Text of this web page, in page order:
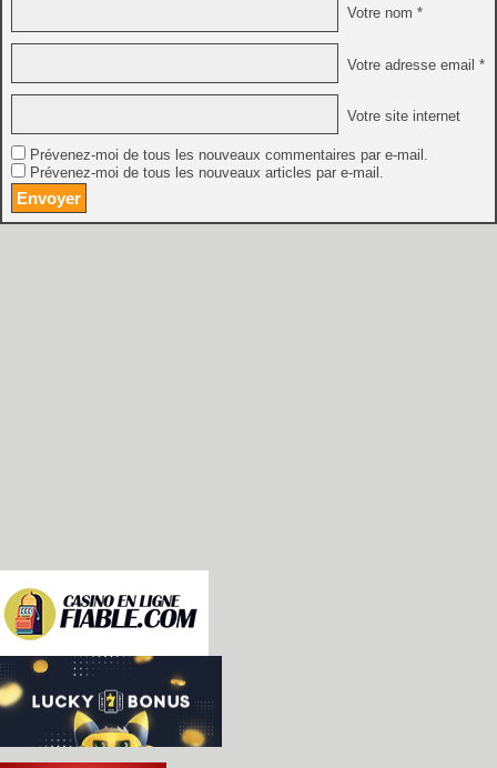
Votre nom *
Votre adresse email *
Votre site internet
Prévenez-moi de tous les nouveaux commentaires par e-mail.
Prévenez-moi de tous les nouveaux articles par e-mail.